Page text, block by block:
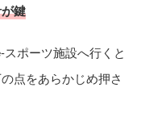
鍵
ポーツ施設へ行くと
点をあらかじめ押さ